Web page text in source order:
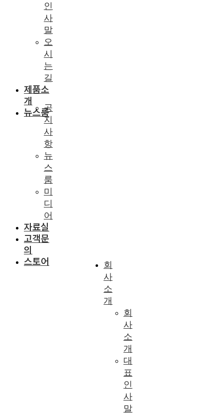
인
사
말
오
시
는
길
제품소
개
뉴스룸
공
지
사
항
뉴
스
룸
미
디
어
자료실
고객문
의
스토어
회
사
소
개
회
사
소
개
대
표
인
사
말